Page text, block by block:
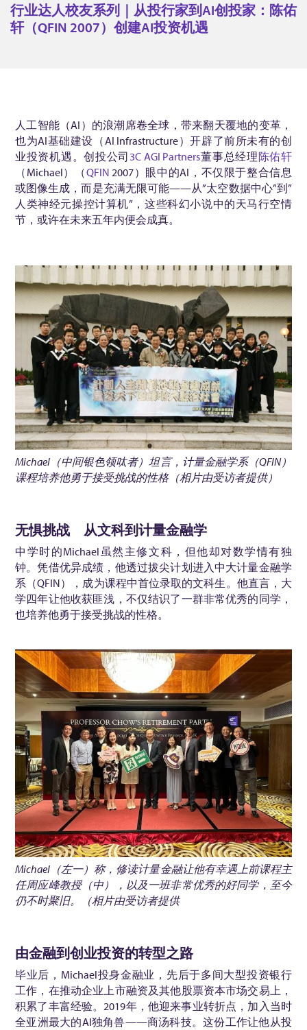
行业达人校友系列｜从投行家到AI创投家：陈佑
轩（QFIN 2007）创建AI投资机遇
人
｜
从
投
行
家
到
创
投
家
陈
佑
轩
（
Q
F
N
2
0
0
7
创
建
A
投
资
机
遇
人工智能（AI）的浪潮席卷全球，带来翻天覆地的变革，
也为AI基础建设（AI Infrastructure）开辟了前所未有的创
业投资机遇。创投公司3C AGI Partners董事总经理陈佑轩
（Michael）（QFIN 2007）眼中的AI，不仅限于整合信息
或图像生成，而是充满无限可能——从”太空数据中心”到”
人类神经元操控计算机”，这些科幻小说中的天马行空情
节，或许在未来五年内便会成真。
Michael （中间银色领呔者）坦言，计量金融学系（QFIN）
课程培养他勇于接受挑战的性格（相片由受访者提供）
无惧挑战 从文科到计量金融学
中学时的Michael虽然主修文科，但他却对数学情有独
钟。凭借优异成绩，他透过拔尖计划进入中大计量金融学
系（QFIN），成为课程中首位录取的文科生。他直言，大
学四年让他收获匪浅，不仅结识了一群非常优秀的同学，
也培养他勇于接受挑战的性格。
Michael（左一）称，修读计量金融让他有幸遇上前课程主
任周应峰教授（中），以及一班非常优秀的好同学，至今
仍不时聚旧。（相片由受访者提供
由金融到创业投资的转型之路
毕业后，Michael投身金融业，先后于多间大型投资银行
工作，在推动企业上市融资及其他股票资本市场交易上，
积累了丰富经验。2019年，他迎来事业转折点，加入当时
全亚洲最大的AI独角兽——商汤科技。这份工作让他从投